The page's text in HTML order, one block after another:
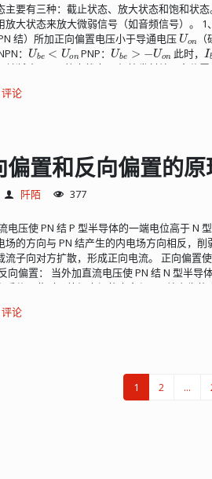
主要有三种：截止状态、放大状态和饱和状
放大状态来放大微弱信号（如音频信号）。
结）所加正向偏置电压小于导通电压Uo
： Ube<UonPNP： Ube>−Uon此时，I
关断路。 2、放大状态 三极管发射结正向偏置
0.3V），并且集电结（基极与集电极间的 PN
PNP：
。 饱和状态时的 叫饱和压降
，晶体
es
，如 3DG130C 在Ic ＝ 300mA 时，Uces
≤
锗管取 -0.1V，大功率硅管在大电流工作时，
于开关闭合。 值得注意的是，NPN 三极管 与
论
偏置和反向偏置的原
阡陌 377
电压使 PN 结 P 型半导体的一端电位高于 N
场的方向与 PN 结产生的内电场方向相反，削
流子向对方扩散，形成正向电流。 正向偏置
向偏置： 当外加直流电压使 PN 结 N 型半导
反偏。此时，外加电场的方向与 PN 结产生的
宽，阻碍了多子的扩散运动。 反向偏置使
子浓度主要与温度相关，因此反向电流与反
论
1 2 ...